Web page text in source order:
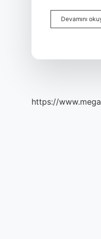
Devamını
https://